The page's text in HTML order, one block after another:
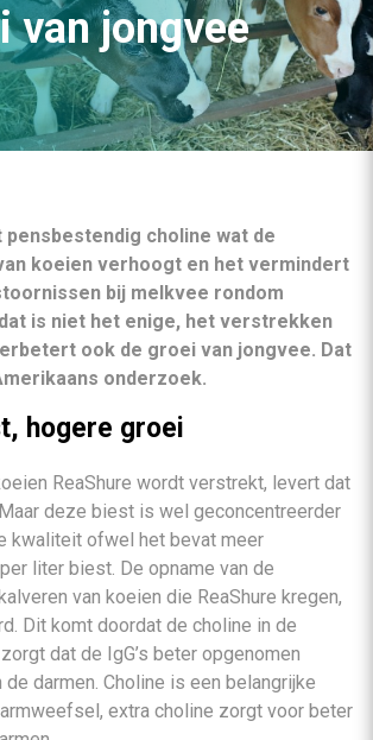
van jongvee
pensbestendig choline wat de
koeien verhoogt en het vermindert
bij melkvee rondom
is niet het enige, het verstrekken
ook de groei van jongvee. Dat
onderzoek.
hogere groei
ReaShure wordt verstrekt, levert dat
deze biest is wel geconcentreerder
kwaliteit ofwel het bevat meer
liter biest. De opname van de
van koeien die ReaShure kregen,
Dit komt doordat de choline in de
dat de IgG’s beter opgenomen
de darmen. Choline is een belangrijke
extra choline zorgt voor beter